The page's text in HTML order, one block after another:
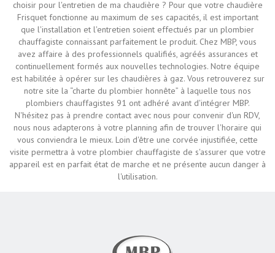
choisir pour l'entretien de ma chaudière ? Pour que votre chaudière
Frisquet fonctionne au maximum de ses capacités, il est important
que l'installation et l'entretien soient effectués par un plombier
chauffagiste connaissant parfaitement le produit. Chez MBP, vous
avez affaire à des professionnels qualifiés, agréés assurances et
continuellement formés aux nouvelles technologies. Notre équipe
est habilitée à opérer sur les chaudières à gaz. Vous retrouverez sur
notre site la “charte du plombier honnête” à laquelle tous nos
plombiers chauffagistes 91 ont adhéré avant d'intégrer MBP.
N'hésitez pas à prendre contact avec nous pour convenir d'un RDV,
nous nous adapterons à votre planning afin de trouver l'horaire qui
vous conviendra le mieux. Loin d'être une corvée injustifiée, cette
visite permettra à votre plombier chauffagiste de s'assurer que votre
appareil est en parfait état de marche et ne présente aucun danger à
l'utilisation.